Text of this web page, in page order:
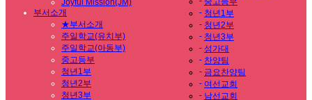
- 청년1부
- 청년2부
- 청년3부
- 성가대
- 찬양팀
- 금요찬양팀
- 여선교회
- 남선교회
Joyful Mission(JM)
부서소개
★부서소개
주일학교(유치부)
주일학교(아동부)
중고등부
청년1부
청년2부
청년3부